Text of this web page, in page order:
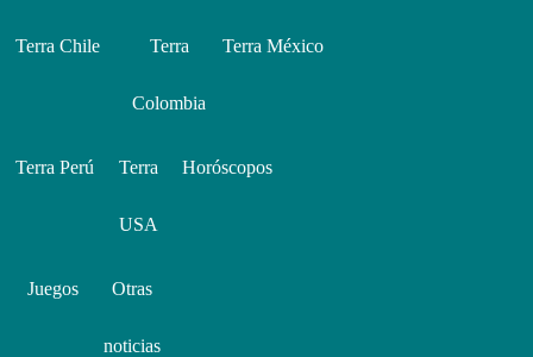
Terra Chile Terra
Colombia
Terra México
Terra Perú Terra
USA
Horóscopos
Juegos Otras
noticias